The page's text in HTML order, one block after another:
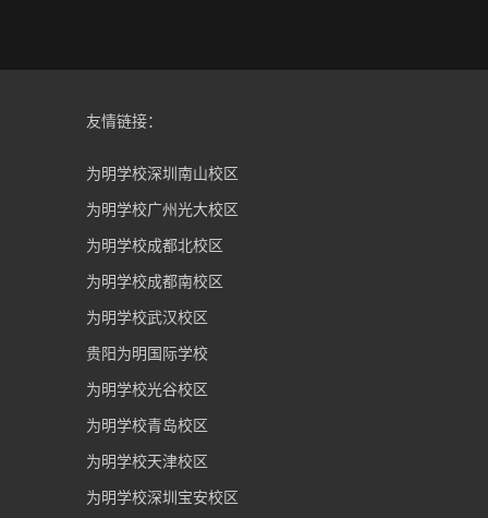
友情链接：
为明学校深圳南山校区
为明学校广州光大校区
为明学校成都北校区
为明学校成都南校区
为明学校武汉校区
贵阳为明国际学校
为明学校光谷校区
为明学校青岛校区
为明学校天津校区
为明学校深圳宝安校区